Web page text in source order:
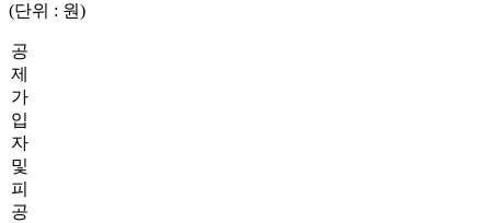
(단위 : 원)
공
제
가
입
자
및
피
공